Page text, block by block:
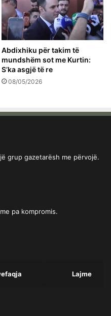
Abdixhiku për takim të
mundshëm sot me Kurtin:
S’ka asgjë të re
08/05/2026
grup gazetarësh me përvojë.
pa kompromis.
Lajme